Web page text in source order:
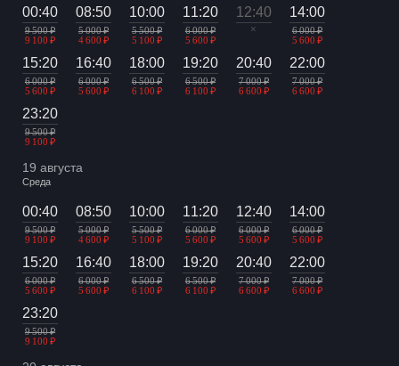
00:40
9 500 ₽
9 100 ₽
08:50
5 000 ₽
4 600 ₽
10:00
5 500 ₽
5 100 ₽
11:20
6 000 ₽
5 600 ₽
12:40
×
14:00
6 000 ₽
5 600 ₽
15:20
6 000 ₽
5 600 ₽
16:40
6 000 ₽
5 600 ₽
18:00
6 500 ₽
6 100 ₽
19:20
6 500 ₽
6 100 ₽
20:40
7 000 ₽
6 600 ₽
22:00
7 000 ₽
6 600 ₽
23:20
9 500 ₽
9 100 ₽
19 августа
Среда
00:40
9 500 ₽
9 100 ₽
08:50
5 000 ₽
4 600 ₽
10:00
5 500 ₽
5 100 ₽
11:20
6 000 ₽
5 600 ₽
12:40
6 000 ₽
5 600 ₽
14:00
6 000 ₽
5 600 ₽
15:20
6 000 ₽
5 600 ₽
16:40
6 000 ₽
5 600 ₽
18:00
6 500 ₽
6 100 ₽
19:20
6 500 ₽
6 100 ₽
20:40
7 000 ₽
6 600 ₽
22:00
7 000 ₽
6 600 ₽
23:20
9 500 ₽
9 100 ₽